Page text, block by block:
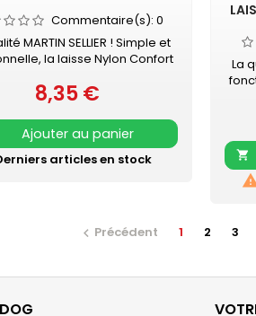
Commentaire(s):0
MARTIN SELLIER ! Simple et
la laisse Nylon Confort
en toute sécurité.
en nylon, robuste et résistante
renforcée pour plus de
Mousqueton laqué noir
également les COLLIERS
Prix
8,35 €
Ajouter au panier
articles en stock
La

 Précédent 1 2 3